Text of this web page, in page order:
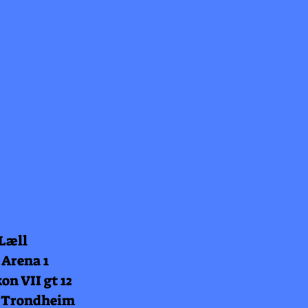
1
VII gt 12
Trondheim